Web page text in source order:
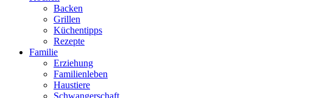
Backen
Grillen
Küchentipps
Rezepte
Familie
Erziehung
Familienleben
Haustiere
Schwangerschaft